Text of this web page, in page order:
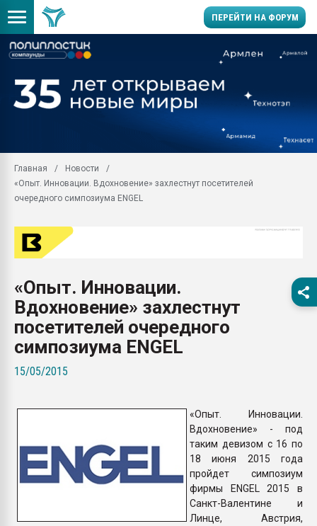
ПЕРЕЙТИ НА ФОРУМ
производство SPC
заводу пластмасс"
28.07.2026
ситуацией на
Всё, что касается
Главная
Новости
«Опыт. Инновации. Вдохновение» захлестнут посетителей
очередного симпозиума ENGEL
«Опыт. Инновации.
Вдохновение» захлестнут
посетителей очередного
симпозиума ENGEL
15/05/2015
«Опыт. Инновации.
Вдохновение» - под
таким девизом с 16 по
18 июня 2015 года
пройдет симпозиум
фирмы ENGEL 2015 в
Санкт-Валентине и
Линце, Австрия,